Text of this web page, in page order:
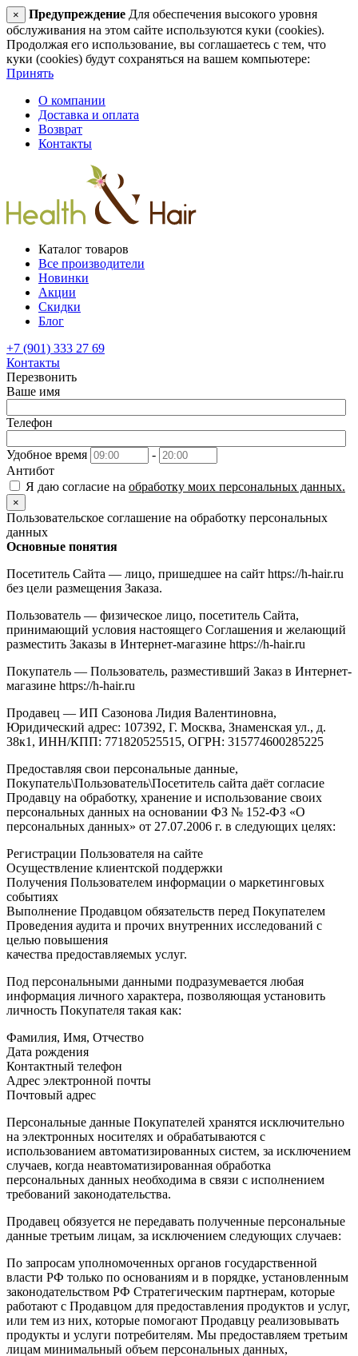
× Предупреждение Для обеспечения высокого уровня
обслуживания на этом сайте используются куки (cookies).
Продолжая его использование, вы соглашаетесь с тем, что
куки (cookies) будут сохраняться на вашем компьютере:
Принять
О компании
Доставка и оплата
Возврат
Контакты
Каталог товаров
Все производители
Новинки
Акции
Скидки
Блог
+7 (901) 333 27 69
Контакты
Перезвонить
Ваше имя
Телефон
Удобное время
-
Антибот
Я даю согласие на обработку моих персональных данных.
×
Пользовательское соглашение на обработку персональных
данных
Основные понятия
Посетитель Сайта — лицо, пришедшее на сайт https://h-hair.ru
без цели размещения Заказа.
Пользователь — физическое лицо, посетитель Сайта,
принимающий условия настоящего Соглашения и желающий
разместить Заказы в Интернет-магазине https://h-hair.ru
Покупатель — Пользователь, разместивший Заказ в Интернет-
магазине https://h-hair.ru
Продавец — ИП Сазонова Лидия Валентиновна,
Юридический адрес: 107392, Г. Москва, Знаменская ул., д.
38к1, ИНН/КПП: 771820525515, ОГРН: 315774600285225
Предоставляя свои персональные данные,
Покупатель\Пользователь\Посетитель сайта даёт согласие
Продавцу на обработку, хранение и использование своих
персональных данных на основании ФЗ № 152-ФЗ «О
персональных данных» от 27.07.2006 г. в следующих целях:
Регистрации Пользователя на сайте
Осуществление клиентской поддержки
Получения Пользователем информации о маркетинговых
событиях
Выполнение Продавцом обязательств перед Покупателем
Проведения аудита и прочих внутренних исследований с
целью повышения
качества предоставляемых услуг.
Под персональными данными подразумевается любая
информация личного характера, позволяющая установить
личность Покупателя такая как:
Фамилия, Имя, Отчество
Дата рождения
Контактный телефон
Адрес электронной почты
Почтовый адрес
Персональные данные Покупателей хранятся исключительно
на электронных носителях и обрабатываются с
использованием автоматизированных систем, за исключением
случаев, когда неавтоматизированная обработка
персональных данных необходима в связи с исполнением
требований законодательства.
Продавец обязуется не передавать полученные персональные
данные третьим лицам, за исключением следующих случаев:
По запросам уполномоченных органов государственной
власти РФ только по основаниям и в порядке, установленным
законодательством РФ Стратегическим партнерам, которые
работают с Продавцом для предоставления продуктов и услуг,
или тем из них, которые помогают Продавцу реализовывать
продукты и услуги потребителям. Мы предоставляем третьим
лицам минимальный объем персональных данных,